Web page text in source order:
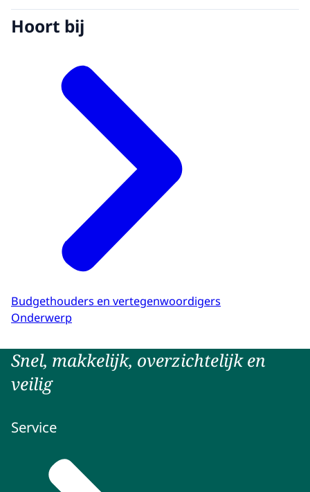
Hoort bij
Budgethouders en vertegenwoordigers
Onderwerp
Snel, makkelijk, overzichtelijk en
veilig
Service